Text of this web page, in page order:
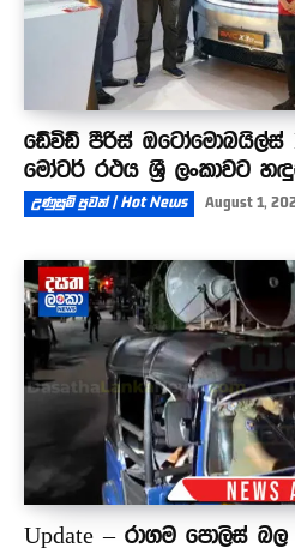
ඩේවිඩ් පීරිස් ඔටෝමොබයිල්ස්
මෝටර් රථය ශ්‍රී ලංකාවට
උණුසුම් පුවත් | Hot News August 1,
Update – රාගම පොලිස්